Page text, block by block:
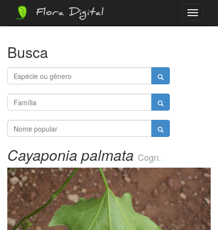
Menu
Flora Digital
Busca
Cayaponia palmata Cogn.